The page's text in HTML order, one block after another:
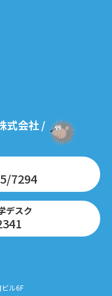
式会社 /
7294
デスク
ル6F